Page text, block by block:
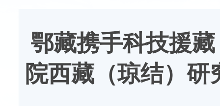
鄂藏携手科技援
院西藏（琼结）